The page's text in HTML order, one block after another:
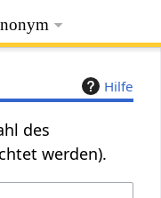
Hilfe
des
werden).